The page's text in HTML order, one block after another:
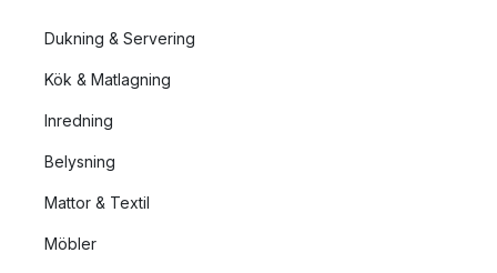
för att försäkra sig att produkterna produceras enligt Muurlas
standards.
Dukning & Servering
Kök & Matlagning
Inredning
Belysning
Mattor & Textil
Möbler